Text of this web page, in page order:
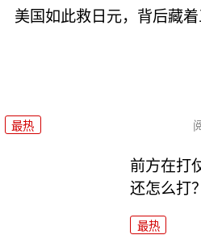
美国如此救日元，背后藏着
最热
前方在打
还怎么打？
最热